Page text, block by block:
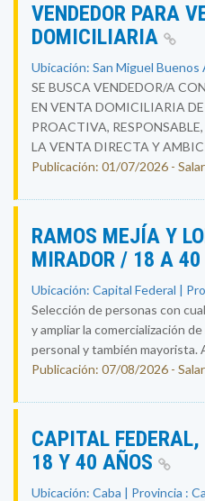
VENDEDOR PARA
DOMICILIARIA
Ubicación: San Miguel
SE BUSCA VENDEDOR/A
EN VENTA DOMICILIARIA
PROACTIVA,
LA VENTA DIRECTA Y
Publicación: 01/07/2026 -
RAMOS MEJÍA Y
MIRADOR / 18 A 40
Ubicación: Capital Federal |
Selección de personas con
y ampliar la comercialización
personal y también mayorista.
Publicación: 07/08/2026 -
CAPITAL FEDERAL,
18 Y 40 AÑOS
Ubicación: Caba | Provincia :